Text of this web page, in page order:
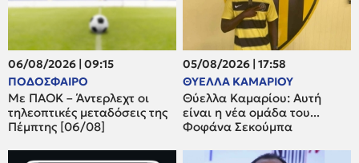
06/08/2026 | 09:15
ΠΟΔΟΣΦΑΙΡΟ
Με ΠΑΟΚ – Άντερλεχτ οι
τηλεοπτικές μεταδόσεις της
Πέμπτης [06/08]
05/08/2026 | 17:58
ΘΥΕΛΛΑ ΚΑΜΑΡΙΟΥ
Θύελλα Καμαρίου: Αυτή
είναι η νέα ομάδα του...
Φοφάνα Σεκούμπα